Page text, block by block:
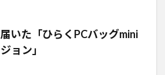
いた「ひらくPCバッグmini
ョン」